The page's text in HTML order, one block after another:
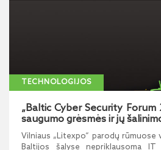
TECHNOLOGIJOS
„Baltic Cyber Security Forum
saugumo grėsmės ir jų
Vilniaus „Litexpo“ parodų rūmuose
Baltijos šalyse nepriklausoma IT